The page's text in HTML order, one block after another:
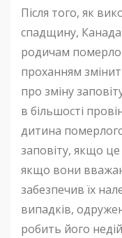
Після того, як
спадщину,
родичам
проханням
про зміну
в більшості
дитина
заповіту, якщо
якщо вони
забезпечив їх
випадків,
робить його